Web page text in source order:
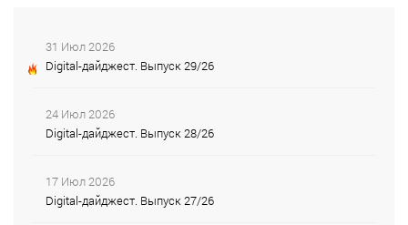
31 Июл 2026
Digital-дайджест. Выпуск 29/26
24 Июл 2026
Digital-дайджест. Выпуск 28/26
17 Июл 2026
Digital-дайджест. Выпуск 27/26